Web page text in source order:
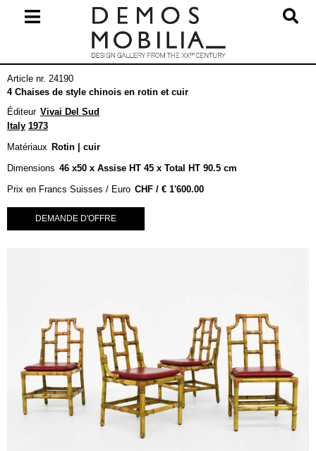
Navigation
Article nr. 24190
4 Chaises de style chinois en rotin et cuir
Éditeur Vivai Del Sud
Italy 1973
Matériaux Rotin | cuir
Dimensions 46 x50 x Assise HT 45 x Total HT 90.5 cm
Prix en Francs Suisses / Euro
€ 1'600.00
DEMANDE D'OFFRE